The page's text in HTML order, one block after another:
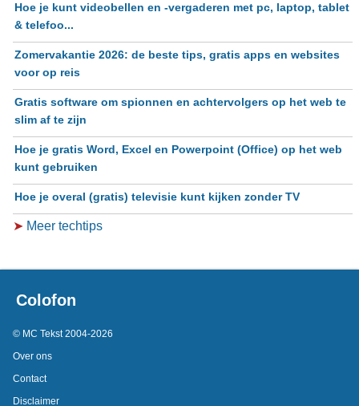
Hoe je kunt videobellen en -vergaderen met pc, laptop, tablet
& telefoo...
Zomervakantie 2026: de beste tips, gratis apps en websites
voor op reis
Gratis software om spionnen en achtervolgers op het web te
slim af te zijn
Hoe je gratis Word, Excel en Powerpoint (Office) op het web
kunt gebruiken
Hoe je overal (gratis) televisie kunt kijken zonder TV
➤ Meer techtips
Colofon
© MC Tekst 2004-2026
Over ons
Contact
Disclaimer